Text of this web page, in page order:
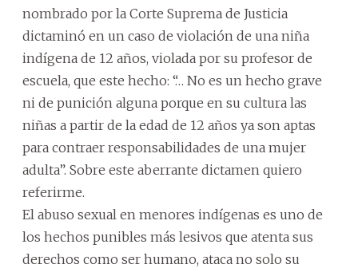
nombrado por la Corte Suprema de Justicia
dictaminó en un caso de violación de una niña
indígena de 12 años, violada por su profesor de
escuela, que este hecho: “… No es un hecho grave
ni de punición alguna porque en su cultura las
niñas a partir de la edad de 12 años ya son aptas
para contraer responsabilidades de una mujer
adulta”. Sobre este aberrante dictamen quiero
referirme.
El abuso sexual en menores indígenas es uno de
los hechos punibles más lesivos que atenta sus
derechos como ser humano, ataca no solo su